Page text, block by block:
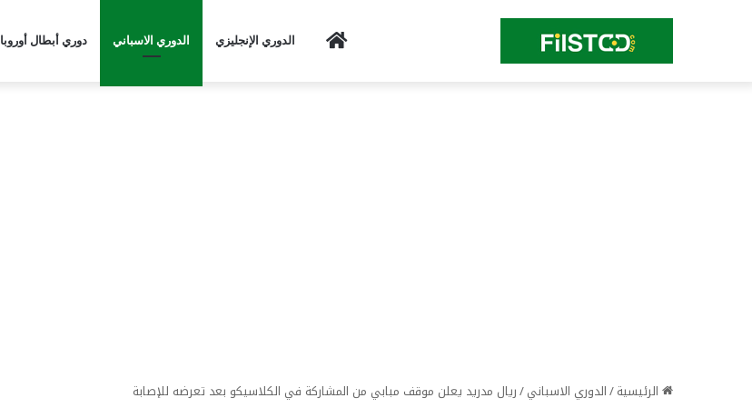
Home الدوري الإنجليزي الدوري الاسباني دوري أبطال أوروبا
الرئيسية/الدوري الاسباني/ريال مدريد يعلن موقف مبابي من المشاركة في الكلاسيكو بعد تعرضه للإصابة